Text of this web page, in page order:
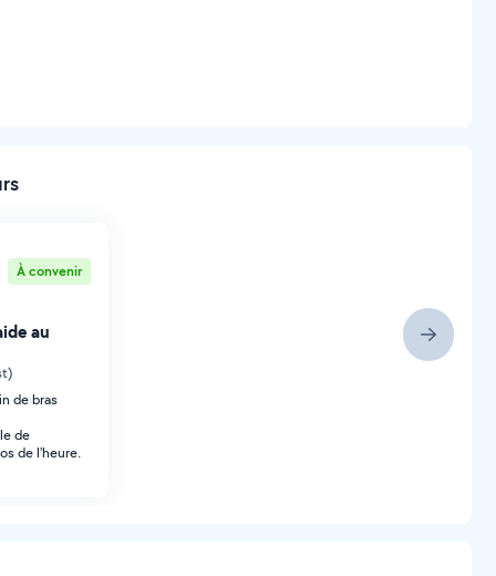
À convenir
au
de bras
de
de l'heure.